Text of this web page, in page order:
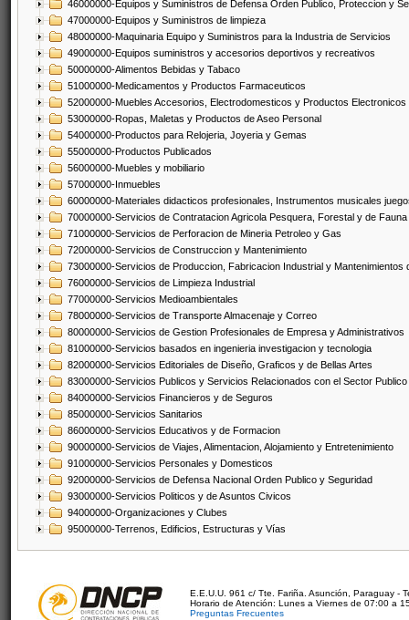
46000000-Equipos y Suministros de Defensa Orden Publico, Proteccion y
47000000-Equipos y Suministros de limpieza
48000000-Maquinaria Equipo y Suministros para la Industria de Servicios
49000000-Equipos suministros y accesorios deportivos y recreativos
50000000-Alimentos Bebidas y Tabaco
51000000-Medicamentos y Productos Farmaceuticos
52000000-Muebles Accesorios, Electrodomesticos y Productos Electronicos
53000000-Ropas, Maletas y Productos de Aseo Personal
54000000-Productos para Relojeria, Joyeria y Gemas
55000000-Productos Publicados
56000000-Muebles y mobiliario
57000000-Inmuebles
60000000-Materiales didacticos profesionales, Instrumentos musicales
70000000-Servicios de Contratacion Agricola Pesquera, Forestal y de Fauna
71000000-Servicios de Perforacion de Mineria Petroleo y Gas
72000000-Servicios de Construccion y Mantenimiento
73000000-Servicios de Produccion, Fabricacion Industrial y Mantenimientos
76000000-Servicios de Limpieza Industrial
77000000-Servicios Medioambientales
78000000-Servicios de Transporte Almacenaje y Correo
80000000-Servicios de Gestion Profesionales de Empresa y Administrativos
81000000-Servicios basados en ingenieria investigacion y tecnologia
82000000-Servicios Editoriales de Diseño, Graficos y de Bellas Artes
83000000-Servicios Publicos y Servicios Relacionados con el Sector Publico
84000000-Servicios Financieros y de Seguros
85000000-Servicios Sanitarios
86000000-Servicios Educativos y de Formacion
90000000-Servicios de Viajes, Alimentacion, Alojamiento y Entretenimiento
91000000-Servicios Personales y Domesticos
92000000-Servicios de Defensa Nacional Orden Publico y Seguridad
93000000-Servicios Politicos y de Asuntos Civicos
94000000-Organizaciones y Clubes
95000000-Terrenos, Edificios, Estructuras y Vías
E.E.U.U. 961 c/ Tte. Fariña. Asunción, Paraguay -
Horario de Atención: Lunes a Viernes de 07:00 a
Preguntas Frecuentes